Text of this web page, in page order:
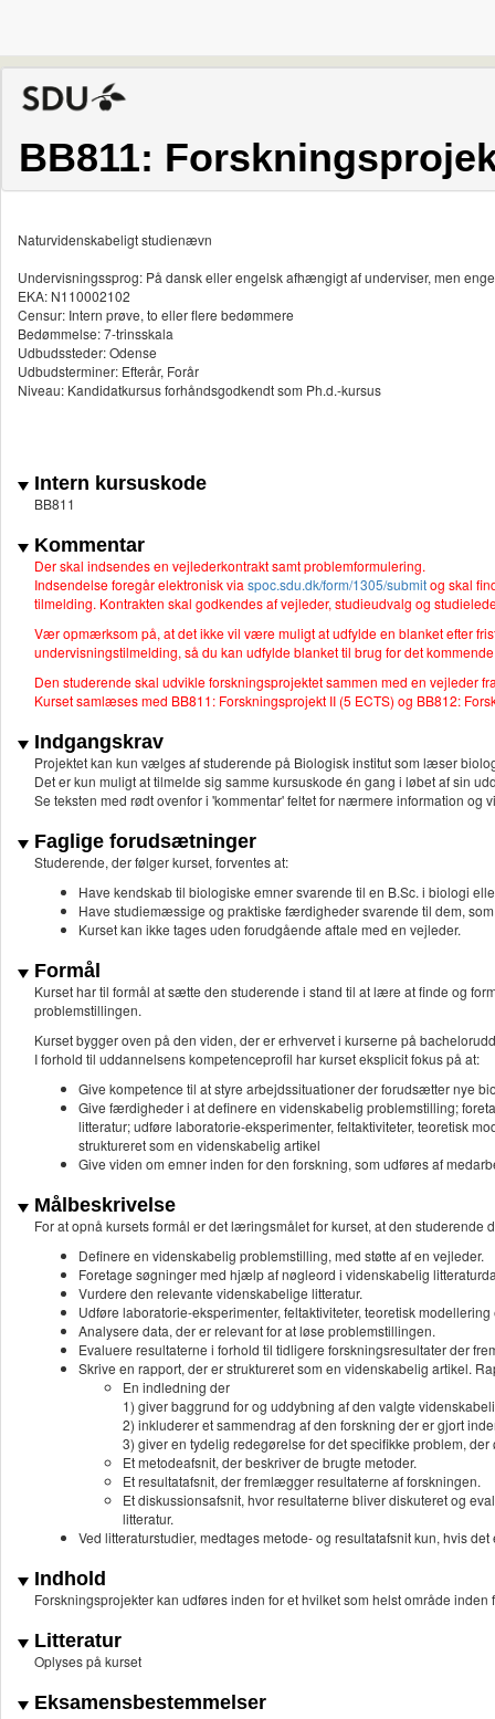
BB811:
Naturvidenskabeligt studienævn
Undervisningssprog: På dansk eller engelsk afhængigt af underviser, men
EKA: N110002102
Censur: Intern prøve, to eller flere bedømmere
Bedømmelse: 7-trinsskala
Udbudssteder: Odense
Udbudsterminer: Efterår, Forår
Niveau: Kandidatkursus forhåndsgodkendt som Ph.d.-kursus
Intern kursuskode
BB811
Kommentar
Der skal indsendes en vejlederkontrakt samt problemformulering.
Indsendelse foregår elektronisk viaspoc.sdu.dk/form/1305/submitog skal
tilmelding. Kontrakten skal godkendes af vejleder, studieudvalg og
Vær opmærksom på, at det ikke vil være muligt at udfylde en blanket efter
undervisningstilmelding, så du kan udfylde blanket til brug for det
Den studerende skal udvikle forskningsprojektet sammen med en vejleder
Kurset samlæses med BB811: Forskningsprojekt II (5 ECTS) og BB812:
Indgangskrav
Projektet kan kun vælges af studerende på Biologisk institut som læser
Det er kun muligt at tilmelde sig samme kursuskode én gang i løbet af sin
Se teksten med rødt ovenfor i 'kommentar' feltet for nærmere information og
Faglige forudsætninger
Studerende, der følger kurset, forventes at:
Have kendskab til biologiske emner svarende til en B.Sc. i biologi
Have studiemæssige og praktiske færdigheder svarende til dem,
Kurset kan ikke tages uden forudgående aftale med en vejleder.
Formål
Kurset har til formål at sætte den studerende i stand til at lære at finde og
problemstillingen.
Kurset bygger oven på den viden, der er erhvervet i kurserne på
I forhold til uddannelsens kompetenceprofil har kurset eksplicit fokus på at:
Give kompetence til at styre arbejdssituationer der forudsætter nye
Give færdigheder i at definere en videnskabelig problemstilling;
litteratur; udføre laboratorie-eksperimenter, feltaktiviteter, teoretisk
struktureret som en videnskabelig artikel
Give viden om emner inden for den forskning, som udføres af
Målbeskrivelse
For at opnå kursets formål er det læringsmålet for kurset, at den studerende
Definere en videnskabelig problemstilling, med støtte af en vejleder.
Foretage søgninger med hjælp af nøgleord i videnskabelig
Vurdere den relevante videnskabelige litteratur.
Udføre laboratorie-eksperimenter, feltaktiviteter, teoretisk
Analysere data, der er relevant for at løse problemstillingen.
Evaluere resultaterne i forhold til tidligere forskningsresultater der
Skrive en rapport, der er struktureret som en videnskabelig artikel.
En indledning der
1) giver baggrund for og uddybning af den valgte
2) inkluderer et sammendrag af den forskning der er gjort
3) giver en tydelig redegørelse for det specifikke problem, der
Et metodeafsnit, der beskriver de brugte metoder.
Et resultatafsnit, der fremlægger resultaterne af forskningen.
Et diskussionsafsnit, hvor resultaterne bliver diskuteret og
litteratur.
Ved litteraturstudier, medtages metode- og resultatafsnit kun, hvis
Indhold
Forskningsprojekter kan udføres inden for et hvilket som helst område
Litteratur
Oplyses på kurset
Eksamensbestemmelser